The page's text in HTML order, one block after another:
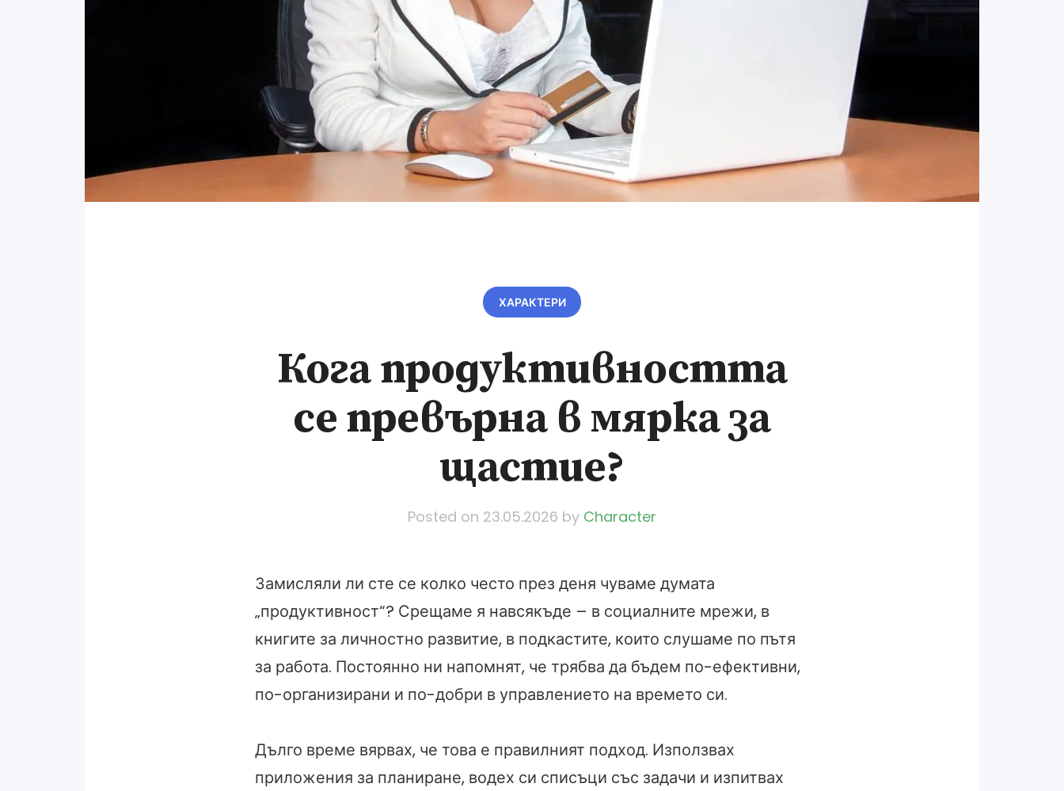
ХАРАКТЕРИ
Кога продуктивността
се превърна в мярка за
щастие?
Posted on 23.05.2026 by Character
Замисляли ли сте се колко често през деня чуваме думата
„продуктивност“? Срещаме я навсякъде – в социалните мрежи, в
книгите за личностно развитие, в подкастите, които слушаме по пътя
за работа. Постоянно ни напомнят, че трябва да бъдем по-ефективни,
по-организирани и по-добри в управлението на времето си.
Дълго време вярвах, че това е правилният подход. Използвах
приложения за планиране, водех си списъци със задачи и изпитвах